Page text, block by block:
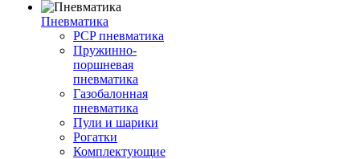
Пневматика
PCP пневматика
Пружинно-
поршневая
пневматика
Газобалонная
пневматика
Пули и шарики
Рогатки
Комплектующие